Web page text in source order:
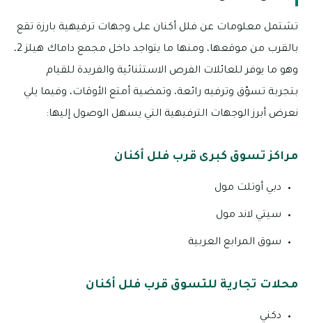
تشتمل معلومات عن فلل أكنان على وجهات ترفيهية بارزة تقع
بالقرب من موقعها، ومنها ما يتواجد داخل مجمع داماك هيلز 2،
وهو ما يوفر للعائلات الفرص الاستثنائية والفريدة للقيام
بتجربة تسوّق وترفيه رائعة، وتمضية أمتع الأوقات، وفيما يلي
نعرض أبرز الوجهات الترفيهية التي يسهل الوصول إليها:
مراكز تسوق كبرى قرب فلل أكنان
دبي أوتلت مول
سيتي لاند مول
سوق المرابع العربية
محلات تجارية للتسوق قرب فلل أكنان
دكني